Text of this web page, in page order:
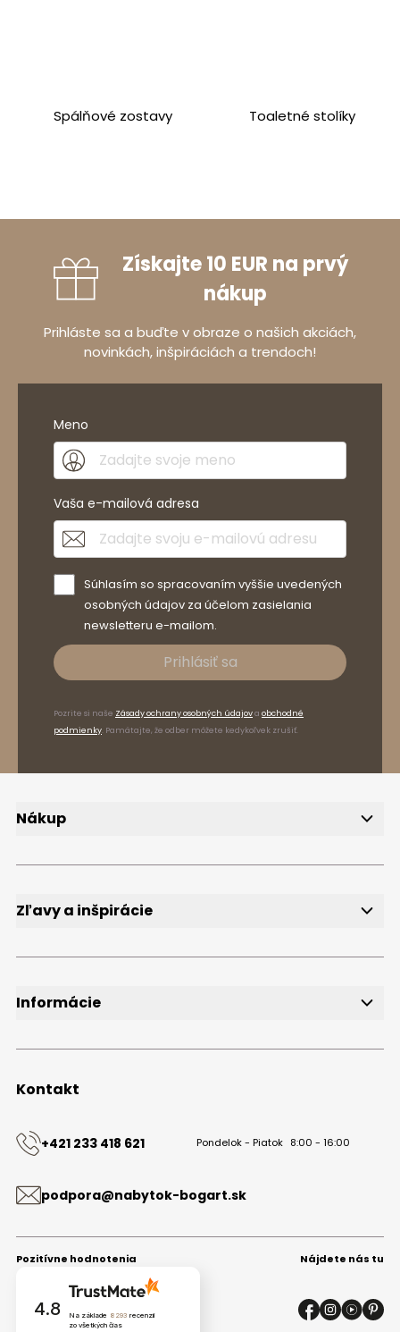
Spálňové zostavy Toaletné stolíky
Získajte 10 EUR na prvý
nákup
Prihláste sa a buďte v obraze o našich akciách,
novinkách, inšpiráciách a trendoch!
Meno
Vaša e-mailová adresa
Súhlasím so spracovaním vyššie uvedených
osobných údajov za účelom zasielania
newsletteru e-mailom.
Prihlásiť sa
Pozrite si naše Zásady ochrany osobných údajova obchodné
podmienky. Pamätajte, že odber môžete kedykoľvek zrušiť.
Nákup
Spôsoby platby
FAQ
Zľavy a inšpirácie
Bezplatné vzorky
Informácie
Obchodné podmienky
Kontakt
Kontakt
+421 233 418 621 Pondelok - Piatok 8:00 - 16:00
podpora@nabytok-bogart.sk
Pozitívne hodnotenia
4.8 Na základe 8293 recenzií
zo všetkých čias
Nájdete nás tu